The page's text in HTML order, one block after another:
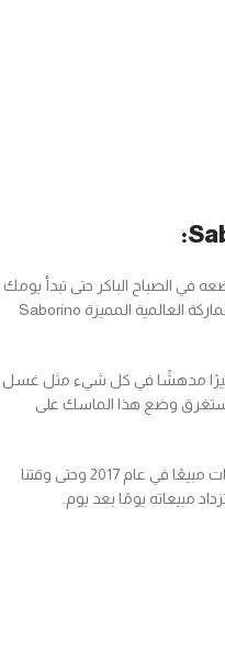
الصباح الباكر حتى تبدأ يومك
بإطلالة مشرقة فعليك بالتأكيد اللجوء إلى الماركة العالمية المميزة Saborino
مدهشًا في كل شيء مثل غسل
ويستغرق وضع هذا الماسك على
ويعتبر هذا الماسك من بين أفضل الماسكات مبيعًا في عام 2017 وحتى وقتنا
مبيعاته يومًا بعد يوم.